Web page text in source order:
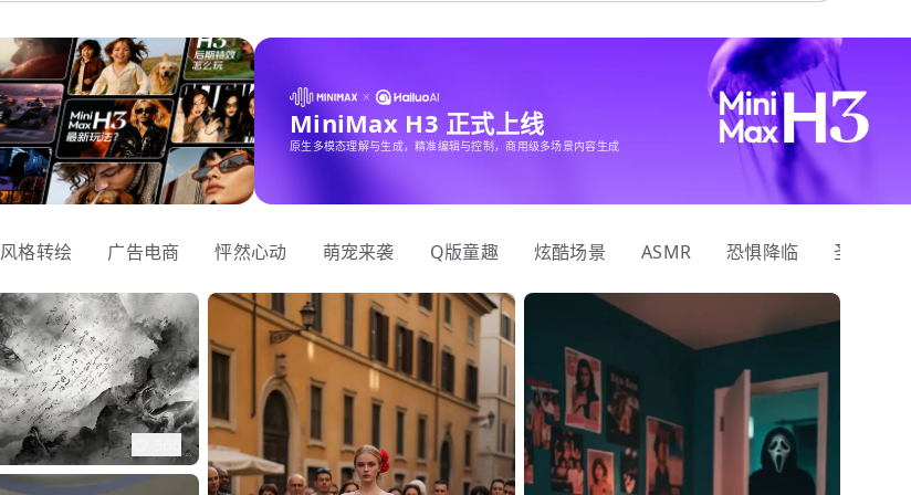
MiniMax H3 正式上线
原生多模态理解与生成，精准编辑与控制，商用级多场景内容生成
风格转绘 广告电商 怦然心动 萌宠来袭 Q版童趣 炫酷场景 ASMR 恐惧降临 圣诞狂欢